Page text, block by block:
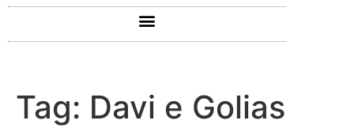
Tag: Davi e Golias